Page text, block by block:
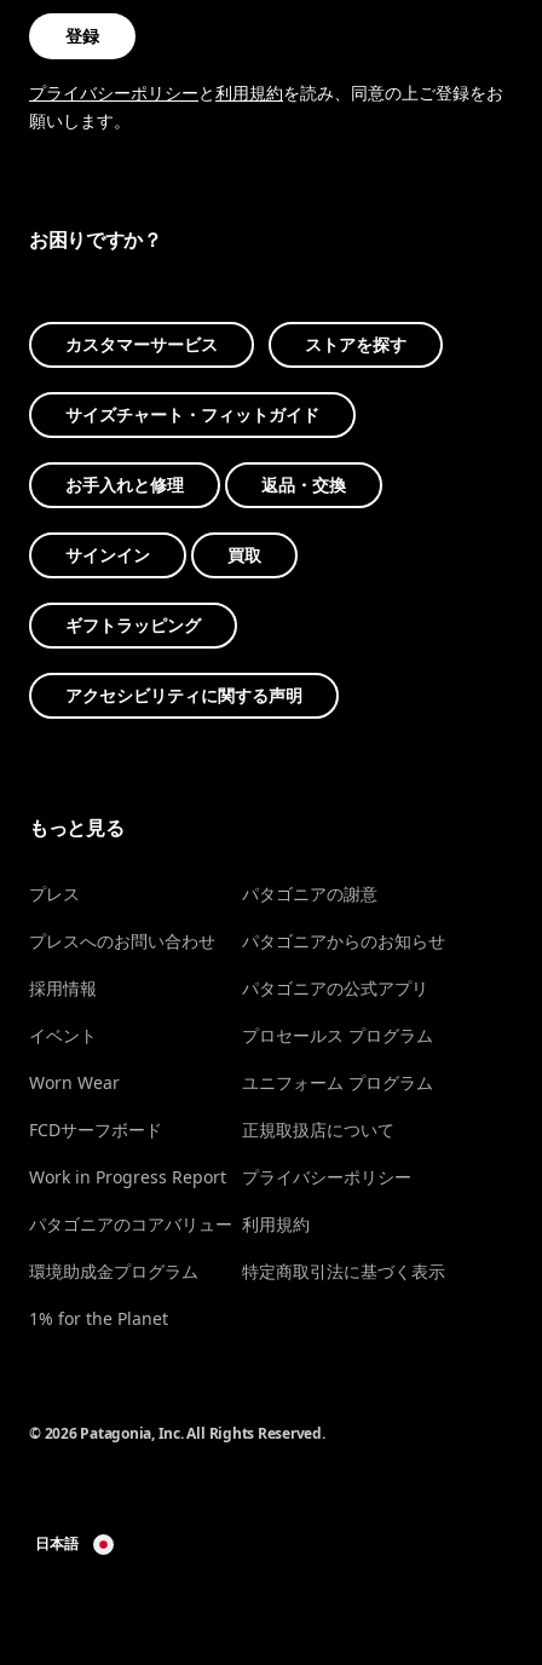
登録
プライバシーポリシーと利用規約を読み、同意の上ご登録をお
願いします。
お困りですか？
カスタマーサービス ストアを探す
サイズチャート・フィットガイド
お手入れと修理 返品・交換
サインイン 買取
ギフトラッピング
アクセシビリティに関する声明
もっと見る
プレス
プレスへのお問い合わせ
採用情報
イベント
Worn Wear
FCDサーフボード
Work in Progress Report
パタゴニアのコアバリュー
環境助成金プログラム
1% for the Planet
パタゴニアの謝意
パタゴニアからのお知らせ
パタゴニアの公式アプリ
プロセールス プログラム
ユニフォーム プログラム
正規取扱店について
プライバシーポリシー
利用規約
特定商取引法に基づく表示
© 2026 Patagonia, Inc. All Rights Reserved.
日本語